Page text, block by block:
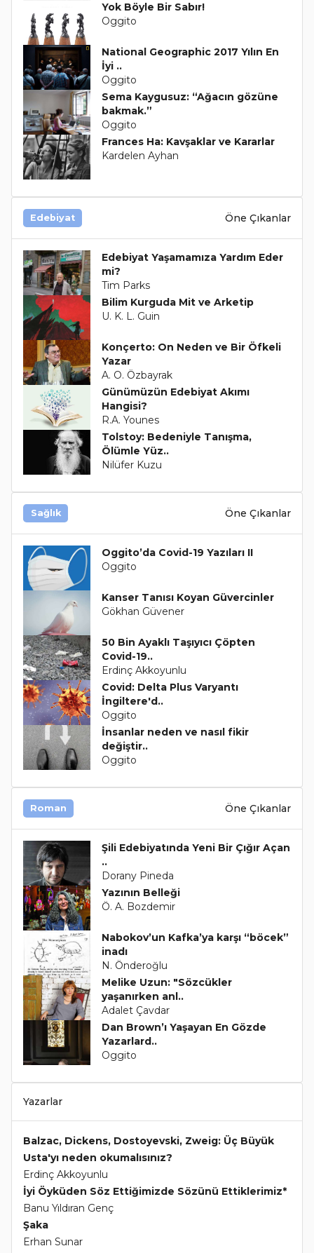
Yok Böyle Bir Sabır!
Oggito
National Geographic 2017 Yılın En
İyi ..
Oggito
Sema Kaygusuz: “Ağacın gözüne
bakmak.”
Oggito
Frances Ha: Kavşaklar ve Kararlar
Kardelen Ayhan
Edebiyat Öne Çıkanlar
Edebiyat Yaşamamıza Yardım Eder
mi?
Tim Parks
Bilim Kurguda Mit ve Arketip
U. K. L. Guin
Konçerto: On Neden ve Bir Öfkeli
Yazar
A. O. Özbayrak
Günümüzün Edebiyat Akımı
Hangisi?
R.A. Younes
Tolstoy: Bedeniyle Tanışma,
Ölümle Yüz..
Nilüfer Kuzu
Sağlık Öne Çıkanlar
Oggito’da Covid-19 Yazıları II
Oggito
Kanser Tanısı Koyan Güvercinler
Gökhan Güvener
50 Bin Ayaklı Taşıyıcı Çöpten
Covid-19..
Erdinç Akkoyunlu
Covid: Delta Plus Varyantı
İngiltere'd..
Oggito
İnsanlar neden ve nasıl fikir
değiştir..
Oggito
Roman Öne Çıkanlar
Şili Edebiyatında Yeni Bir Çığır Açan
..
Dorany Pineda
Yazının Belleği
Ö. A. Bozdemir
Nabokov’un Kafka’ya karşı “böcek”
inadı
N. Önderoğlu
Melike Uzun: "Sözcükler
yaşanırken anl..
Adalet Çavdar
Dan Brown’ı Yaşayan En Gözde
Yazarlard..
Oggito
Yazarlar
Balzac, Dickens, Dostoyevski, Zweig: Üç Büyük
Usta'yı neden okumalısınız?
Erdinç Akkoyunlu
İyi Öyküden Söz Ettiğimizde Sözünü Ettiklerimiz*
Banu Yıldıran Genç
Şaka
Erhan Sunar